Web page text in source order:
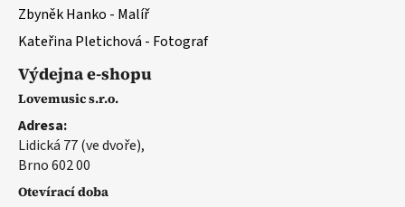
Zbyněk Hanko - Malíř
Kateřina Pletichová - Fotograf
Výdejna e-shopu
Lovemusic s.r.o.
Adresa:
Lidická 77 (ve dvoře),
Brno 602 00
Otevírací doba